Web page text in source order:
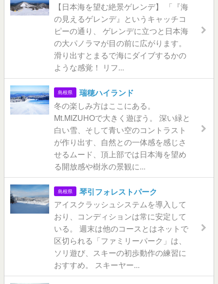
【日本海を望む絶景ゲレンデ】 「『海
の見えるゲレンデ』というキャッチコ
ピーの通り、 ゲレンデに立つと日本海
の大パノラマが目の前に広がります。
滑り出すとまるで海にダイブするかの
ような感覚！ リフ...
島根県
瑞穂ハイランド
冬の楽しみ方はここにある。
Mt.MIZUHOで大きく遊ぼう。 深い緑と
白い雪、そして青い空のコントラスト
が作り出す、自然との一体感を感じさ
せるムード、頂上部では日本海を望め
る開放感や樹氷の景観に...
島根県
琴引フォレストパーク
アイスクラッシュシステムを導入して
おり、コンディションは常に安定して
いる。 週末は他のコースとはネットで
区切られる「ファミリーパーク」は、
ソリ遊び、スキーの初歩動作の練習に
おすすめ。 スキーヤー...